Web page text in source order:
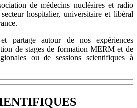
de médecins nucléaires et radio
hospitalier, universitaire et libéral
partage autour de nos expériences
de stages de formation MERM et de
ou de sessions scientifiques à